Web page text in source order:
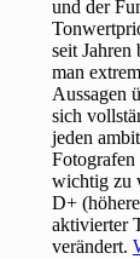
und der
seit Jahren
man
Aussagen
sich
jeden
Fotografen
wichtig zu
D+
aktivierter
verändert.